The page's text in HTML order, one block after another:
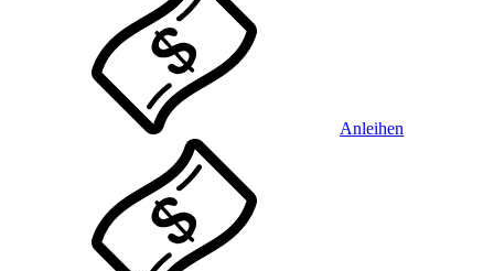
Anleihen